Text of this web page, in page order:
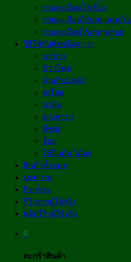
รายละเอียดโล่เขียว
รายละเอียดไร่เทพ แคล-โบ
รายละเอียดไร่เทพ พลอย
วิธีใช้กับพืชชนิดต่างๆ
นาข้าว
ข้าวโพด
มันสำปะหลัง
ทุเรียน
ปาล์ม
ยางพารา
พืชผัก
อ้อย
ไม้ยืนต้น ไม้ผล
สินค้าทั้งหมด
บทความ
กิจกรรม
รีวิวจากผู้ใช้จริง
คลิปรีวิวผู้ใช้จริง
0
ตะกร้าสินค้า